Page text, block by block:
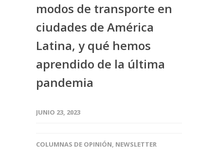
modos de transporte en
ciudades de América
Latina, y qué hemos
aprendido de la última
pandemia
JUNIO 23, 2023
COLUMNAS DE OPINIÓN, NEWSLETTER